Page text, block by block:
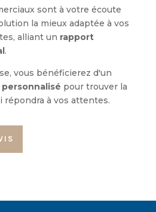
sont à votre écoute
la mieux adaptée à vos
alliant un rapport
.
vous bénéficierez d'un
pour trouver la
à vos attentes.